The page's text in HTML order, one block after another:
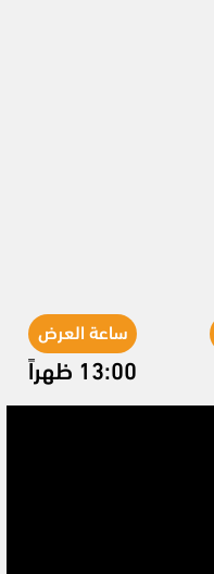
ساعة العرض
13:00 ظهراً